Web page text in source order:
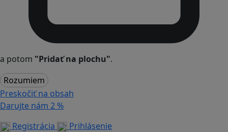
a potom "Pridať na plochu".
Rozumiem
Preskočiť na obsah
Darujte nám 2 %
Registrácia
Prihlásenie